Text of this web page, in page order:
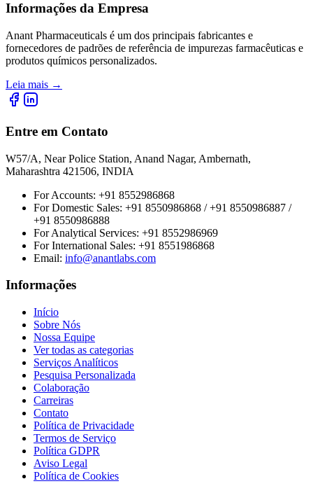
Informações da Empresa
Anant Pharmaceuticals é um dos principais fabricantes e
fornecedores de padrões de referência de impurezas farmacêuticas e
produtos químicos personalizados.
Leia mais →
Entre em Contato
W57/A, Near Police Station, Anand Nagar, Ambernath,
Maharashtra 421506, INDIA
For Accounts: +91 8552986868
For Domestic Sales: +91 8550986868 / +91 8550986887 /
+91 8550986888
For Analytical Services: +91 8552986969
For International Sales: +91 8551986868
Email: info@anantlabs.com
Informações
Início
Sobre Nós
Nossa Equipe
Ver todas as categorias
Serviços Analíticos
Pesquisa Personalizada
Colaboração
Carreiras
Contato
Política de Privacidade
Termos de Serviço
Política GDPR
Aviso Legal
Política de Cookies